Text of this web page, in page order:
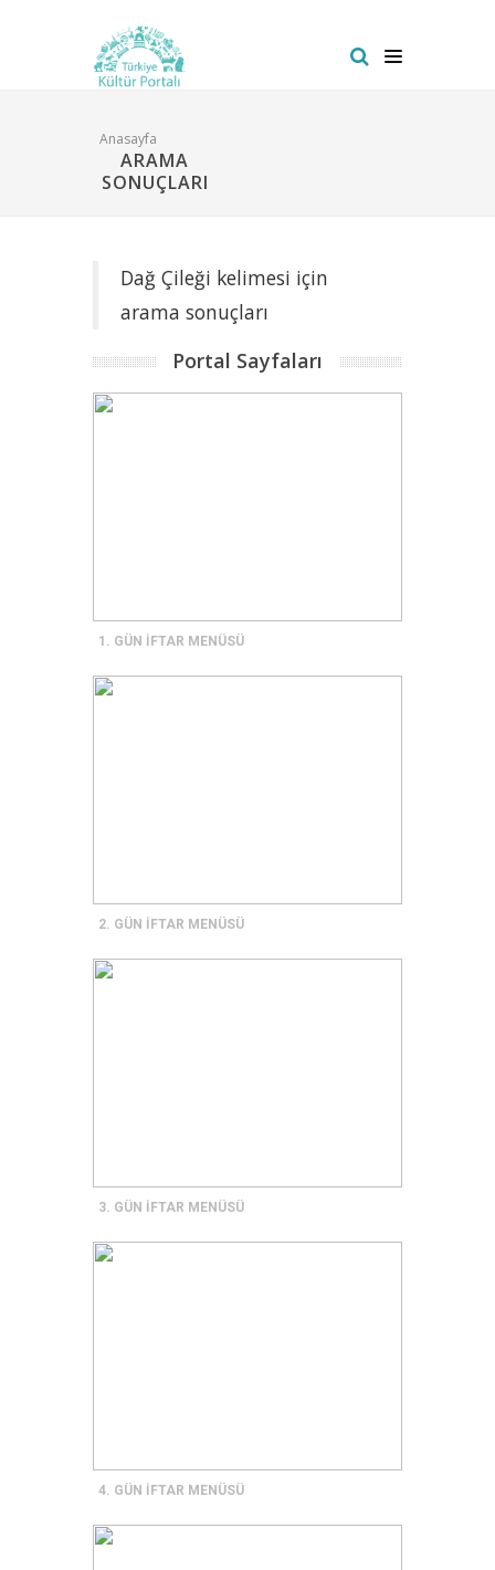
Anasayfa
ARAMA
SONUÇLARI
Dağ Çileği kelimesi için
arama sonuçları
Portal Sayfaları
1. GÜN İFTAR MENÜSÜ
2. GÜN İFTAR MENÜSÜ
3. GÜN İFTAR MENÜSÜ
4. GÜN İFTAR MENÜSÜ